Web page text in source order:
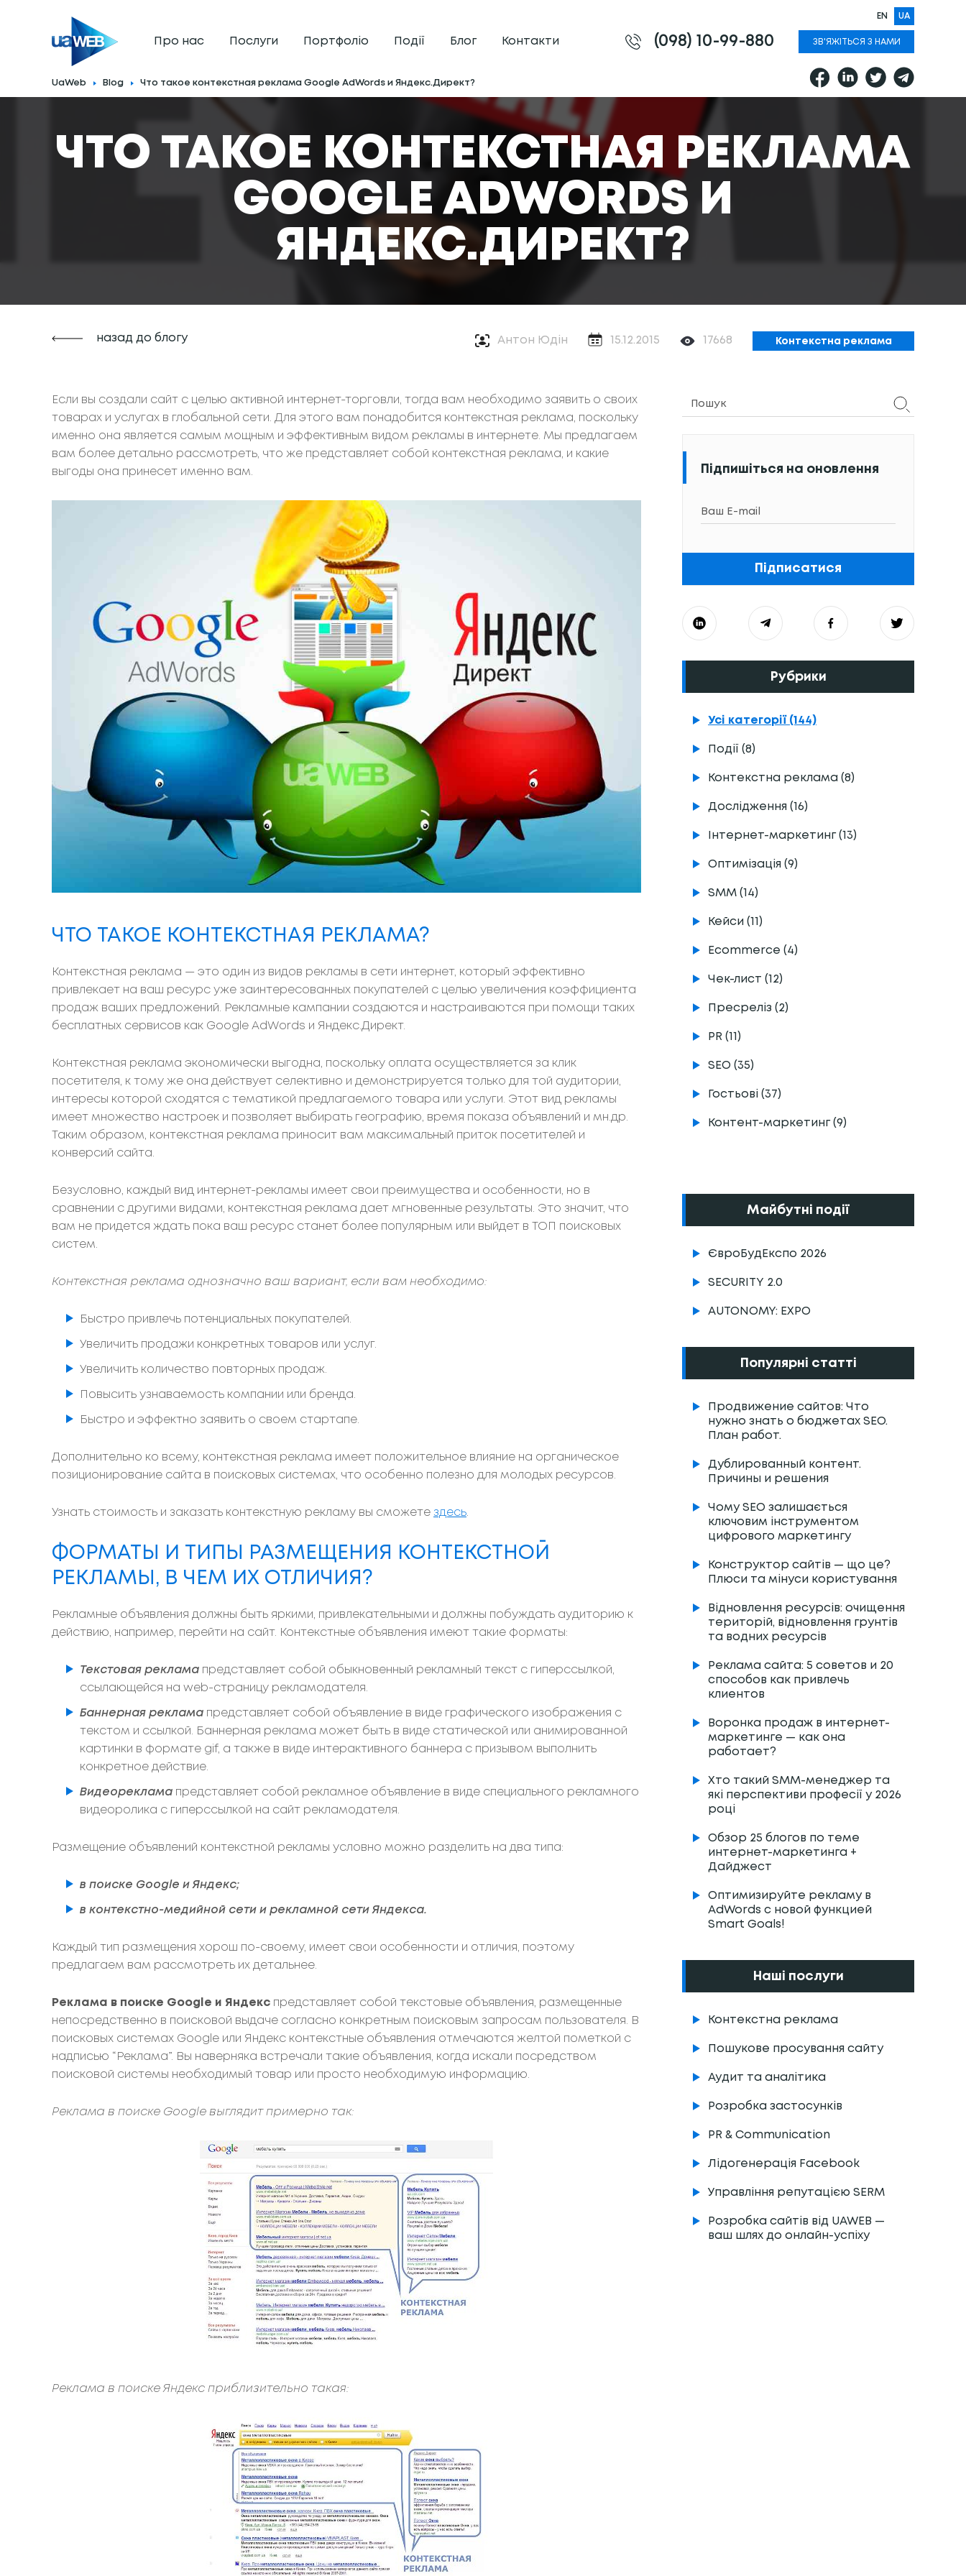
Про нас Послуги Портфоліо Події Блог Контакти
EN UA
(098) 10-99-880 ЗВ'ЯЖІТЬСЯ З НАМИ
UaWeb Blog Что такое контекстная реклама Google AdWords и Яндекс.Директ?
ЧТО ТАКОЕ КОНТЕКСТНАЯ РЕКЛАМА
GOOGLE ADWORDS И
ЯНДЕКС.ДИРЕКТ?
назад до блогу Антон Юдін 15.12.2015 17668 Контекстна реклама
Если вы создали сайт с целью активной интернет-торговли, тогда вам необходимо заявить о своих
товарах и услугах в глобальной сети. Для этого вам понадобится контекстная реклама, поскольку
именно она является самым мощным и эффективным видом рекламы в интернете. Мы предлагаем
вам более детально рассмотреть, что же представляет собой контекстная реклама, и какие
выгоды она принесет именно вам.
ЧТО ТАКОЕ КОНТЕКСТНАЯ РЕКЛАМА?
Контекстная реклама — это один из видов рекламы в сети интернет, который эффективно
привлекает на ваш ресурс уже заинтересованных покупателей с целью увеличения коэффициента
продаж ваших предложений. Рекламные кампании создаются и настраиваются при помощи таких
бесплатных сервисов как Google AdWords и Яндекс.Директ.
Контекстная реклама экономически выгодна, поскольку оплата осуществляется за клик
посетителя, к тому же она действует селективно и демонстрируется только для той аудитории,
интересы которой сходятся с тематикой предлагаемого товара или услуги. Этот вид рекламы
имеет множество настроек и позволяет выбирать географию, время показа объявлений и мн.др.
Таким образом, контекстная реклама приносит вам максимальный приток посетителей и
конверсий сайта.
Безусловно, каждый вид интернет-рекламы имеет свои преимущества и особенности, но в
сравнении с другими видами, контекстная реклама дает мгновенные результаты. Это значит, что
вам не придется ждать пока ваш ресурс станет более популярным или выйдет в ТОП поисковых
систем.
Контекстная реклама однозначно ваш вариант, если вам необходимо:
Быстро привлечь потенциальных покупателей.
Увеличить продажи конкретных товаров или услуг.
Увеличить количество повторных продаж.
Повысить узнаваемость компании или бренда.
Быстро и эффектно заявить о своем стартапе.
Дополнительно ко всему, контекстная реклама имеет положительное влияние на органическое
позиционирование сайта в поисковых системах, что особенно полезно для молодых ресурсов.
Узнать стоимость и заказать контекстную рекламу вы сможете здесь.
ФОРМАТЫ И ТИПЫ РАЗМЕЩЕНИЯ КОНТЕКСТНОЙ
РЕКЛАМЫ, В ЧЕМ ИХ ОТЛИЧИЯ?
Рекламные объявления должны быть яркими, привлекательными и должны побуждать аудиторию к
действию, например, перейти на сайт. Контекстные объявления имеют такие форматы:
Текстовая реклама представляет собой обыкновенный рекламный текст с гиперссылкой,
ссылающейся на web-страницу рекламодателя.
Баннерная реклама представляет собой объявление в виде графического изображения с
текстом и ссылкой. Баннерная реклама может быть в виде статической или анимированной
картинки в формате gif, а также в виде интерактивного баннера с призывом выполнить
конкретное действие.
Видеореклама представляет собой рекламное объявление в виде специального рекламного
видеоролика с гиперссылкой на сайт рекламодателя.
Размещение объявлений контекстной рекламы условно можно разделить на два типа:
в поиске Google и Яндекс;
в контекстно-медийной сети и рекламной сети Яндекса.
Каждый тип размещения хорош по-своему, имеет свои особенности и отличия, поэтому
предлагаем вам рассмотреть их детальнее.
Реклама в поиске Google и Яндекс представляет собой текстовые объявления, размещенные
непосредственно в поисковой выдаче согласно конкретным поисковым запросам пользователя. В
поисковых системах Google или Яндекс контекстные объявления отмечаются желтой пометкой с
надписью “Реклама”. Вы наверняка встречали такие объявления, когда искали посредством
поисковой системы необходимый товар или просто необходимую информацию.
Реклама в поиске Google выглядит примерно так:
Реклама в поиске Яндекс приблизительно такая:
Підпишіться на оновлення
Підписатися
Рубрики
Усі категорії (144)
Події (8)
Контекстна реклама (8)
Дослідження (16)
Інтернет-маркетинг (13)
Оптимізація (9)
SMM (14)
Кейси (11)
Ecommerce (4)
Чек-лист (12)
Пресреліз (2)
PR (11)
SEO (35)
Гостьові (37)
Контент-маркетинг (9)
Майбутні події
ЄвроБудЕкспо 2026
SECURITY 2.0
AUTONOMY: EXPO
Популярні статті
Продвижение сайтов: Что
нужно знать о бюджетах SEO.
План работ.
Дублированный контент.
Причины и решения
Чому SEO залишається
ключовим інструментом
цифрового маркетингу
Конструктор сайтів — що це?
Плюси та мінуси користування
Відновлення ресурсів: очищення
територій, відновлення грунтів
та водних ресурсів
Реклама сайта: 5 советов и 20
способов как привлечь
клиентов
Воронка продаж в интернет-
маркетинге — как она
работает?
Хто такий SMM-менеджер та
які перспективи професії у 2026
році
Обзор 25 блогов по теме
интернет-маркетинга +
Дайджест
Оптимизируйте рекламу в
AdWords с новой функцией
Smart Goals!
Наші послуги
Контекстна реклама
Пошукове просування сайту
Аудит та аналітика
Розробка застосунків
PR & Communication
Лідогенерація Facebook
Управління репутацією SERM
Розробка сайтів від UAWEB —
ваш шлях до онлайн-успіху